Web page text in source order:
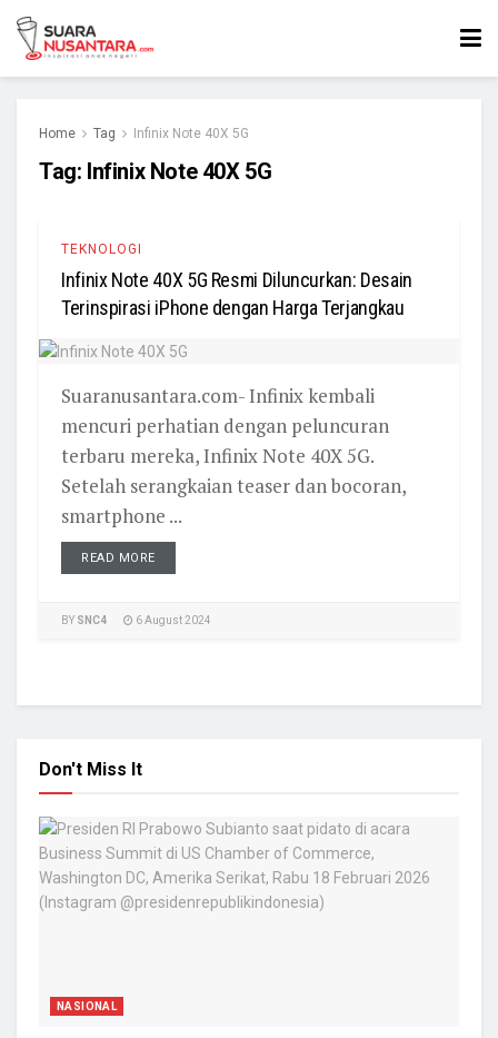
Home Tag Infinix Note 40X 5G
Tag: Infinix Note 40X 5G
TEKNOLOGI
Infinix Note 40X 5G Resmi Diluncurkan: Desain
Terinspirasi iPhone dengan Harga Terjangkau
Suaranusantara.com- Infinix kembali
mencuri perhatian dengan peluncuran
terbaru mereka, Infinix Note 40X 5G.
Setelah serangkaian teaser dan bocoran,
smartphone ...
READ MORE
BY SNC4 6 August 2024
Don't Miss It
NASIONAL